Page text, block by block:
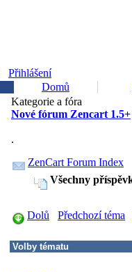
Přihlášení
Domů
Kategorie a fóra
Nové fórum Zencart 1.5+
.
ZenCart Forum Index
Všechny
Dolů Předchozí téma